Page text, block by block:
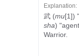
Explanation:
武 (mu[1])
sha)
Warrior.